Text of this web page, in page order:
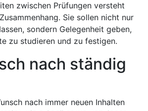
zwischen Prüfungen versteht
Sie sollen nicht nur
sondern Gelegenheit geben,
zu studieren und zu festigen.
nach ständig
nach immer neuen Inhalten